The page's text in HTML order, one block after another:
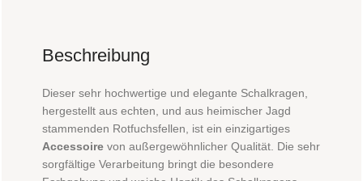
Beschreibung
Dieser sehr hochwertige und elegante Schalkragen,
hergestellt aus echten, und aus heimischer Jagd
stammenden Rotfuchsfellen, ist ein einzigartiges
Accessoire von außergewöhnlicher Qualität. Die sehr
sorgfältige Verarbeitung bringt die besondere